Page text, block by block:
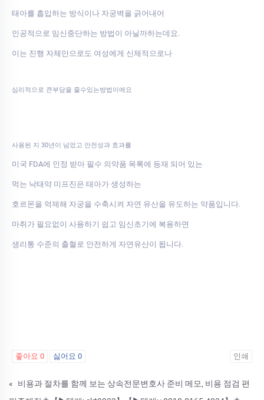
태아를 흡입하는 방식이나 자궁벽을 긁어내어
인공적으로 임신중단하는 방법이 아닐까하는데요.
이는 진행 자체만으로도 여성에게 신체적으로나
심리적으로 큰부담을 줄수있는방법이에요
사용된 지 30년이 넘었고 안전성과 효과를
미국 FDA에 인정 받아 필수 의약품 목록에 등재 되어 있는
먹는 낙태약 미프진은 태아가 생성하는
호르몬을 억제해 자궁을 수축시켜 자연 유산을 유도하는 약품입니다.
마취가 필요없이 사용하기 쉽고 임신초기에 복용하면
생리통 수준의 출혈로 안전하게 자연유산이 됩니다.
좋아요 0 싫어요 0 인쇄
«
비용과 절차를 함께 보는 상속전문변호사 준비 메모, 비용 점검 편